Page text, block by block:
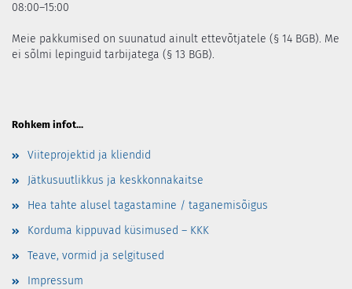
08:00–15:00
Meie pakkumised on suunatud ainult ettevõtjatele (§ 14 BGB). Me
ei sõlmi lepinguid tarbijatega (§ 13 BGB).
Rohkem infot...
Viiteprojektid ja kliendid
Jätkusuutlikkus ja keskkonnakaitse
Hea tahte alusel tagastamine / taganemisõigus
Korduma kippuvad küsimused – KKK
Teave, vormid ja selgitused
Impressum